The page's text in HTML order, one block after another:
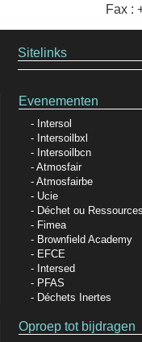
Fax :
Sitelinks
Evenementen
Intersol
Intersoilbxl
Intersoilbcn
Atmosfair
Atmosfairbe
Ucie
Déchet ou Ressources
Fimea
Brownfield Academy
EFCE
Intersed
PFAS
Déchets Inertes
Oproep tot bijdragen